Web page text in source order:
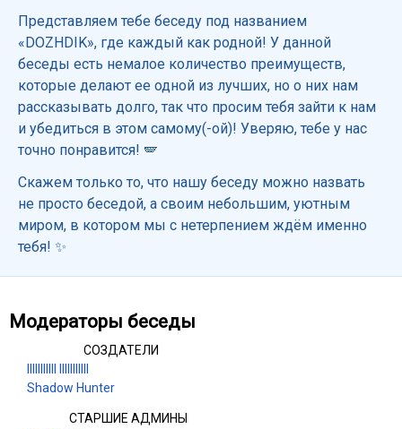
Представляем тебе беседу под названием
«DOZHDIK», где каждый как родной! У данной
беседы есть немалое количество преимуществ,
которые делают ее одной из лучших, но о них нам
рассказывать долго, так что просим тебя зайти к нам
и убедиться в этом самому(-ой)! Уверяю, тебе у нас
точно понравится! 🪽
Скажем только то, что нашу беседу можно назвать
не просто беседой, а своим небольшим, уютным
миром, в котором мы с нетерпением ждём именно
тебя! ✨
Модераторы беседы
СОЗДАТЕЛИ
Shadow Hunter
СТАРШИЕ АДМИНЫ